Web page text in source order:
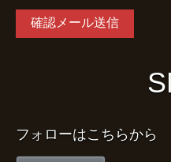
フォローはこちらから